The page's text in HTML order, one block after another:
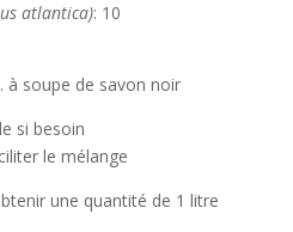
atlantica): 10
à soupe de savon noir
si besoin
le mélange
une quantité de 1 litre